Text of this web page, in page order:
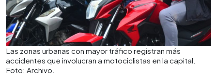
Las zonas urbanas con mayor tráfico registran más
accidentes que involucran a motociclistas en la capital.
Foto: Archivo.